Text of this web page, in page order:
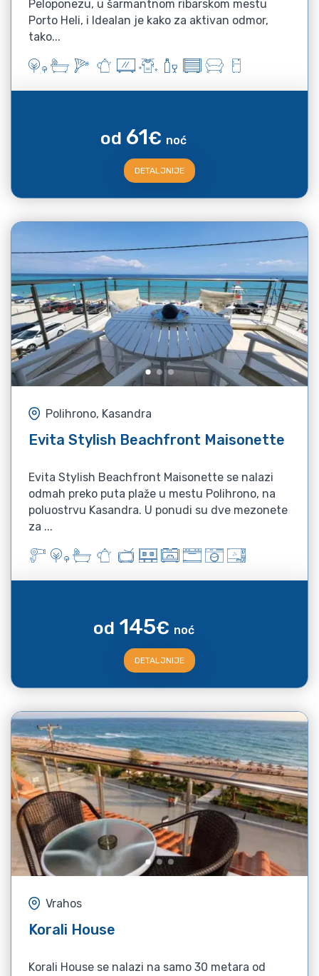
Peloponezu, u šarmantnom ribarskom mestu
Porto Heli, i Idealan je kako za aktivan odmor,
tako...
od 61€ noć
DETALJNIJE
Polihrono, Kasandra
Evita Stylish Beachfront Maisonette
Evita Stylish Beachfront Maisonette se nalazi
odmah preko puta plaže u mestu Polihrono, na
poluostrvu Kasandra. U ponudi su dve mezonete
za ...
od 145€ noć
DETALJNIJE
Vrahos
Korali House
Korali House se nalazi na samo 30 metara od